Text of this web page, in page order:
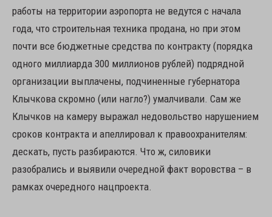
работы на территории аэропорта не ведутся с начала
года, что строительная техника продана, но при этом
почти все бюджетные средства по контракту (порядка
одного миллиарда 300 миллионов рублей) подрядной
организации выплачены, подчиненные губернатора
Клычкова скромно (или нагло?) умалчивали. Сам же
Клычков на камеру выражал недовольство нарушением
сроков контракта и апеллировал к правоохранителям:
дескать, пусть разбираются. Что ж, силовики
разобрались и выявили очередной факт воровства – в
рамках очередного нацпроекта.